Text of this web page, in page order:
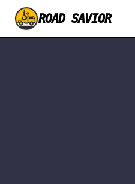
ROAD SAVIOR